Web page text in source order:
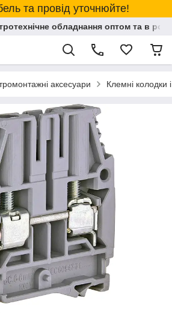
та провід уточнюйте!
обладнання оптом та в
аксесуари Клемні колодки